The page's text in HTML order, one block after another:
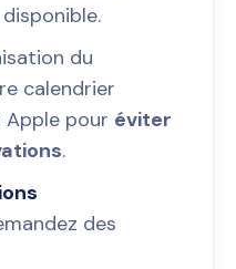
du
calendrier
Apple pour éviter
.
des